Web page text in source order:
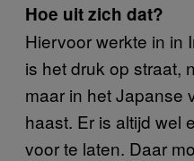
Hoe uit zich dat?
Hiervoor werkte in in
is het druk op straat,
maar in het Japanse
haast. Er is altijd wel
voor te laten. Daar